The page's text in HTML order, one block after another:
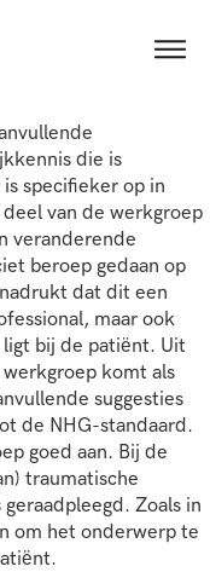
die is
specifieker op in
van de werkgroep
veranderende
beroep gedaan op
dat dit een
maar ook
bij de patiënt. Uit
komt als
suggesties
de NHG-standaard.
goed aan. Bij de
traumatische
Zoals in
om het onderwerp te